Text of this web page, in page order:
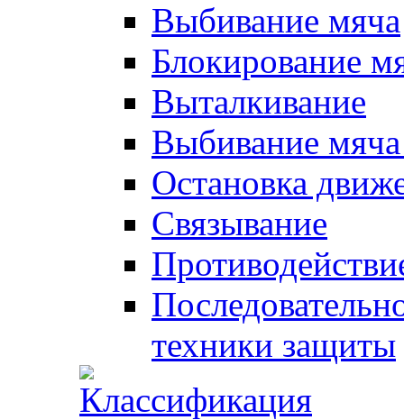
Выбивание мяча
Блокирование
Выталкивание
Выбивание
Остановка
Связывание
техники защиты